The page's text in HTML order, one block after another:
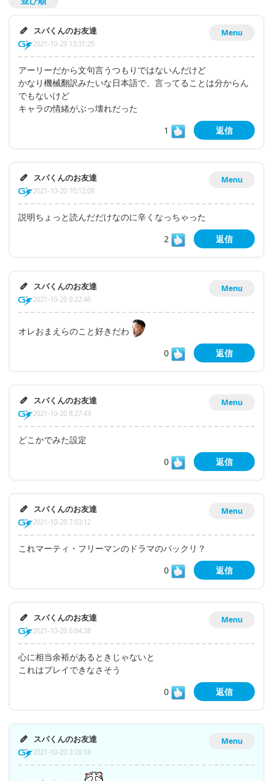
Menu
スパくんのお友達
2021-10-20 13:31:25
アーリーだから文句言うつもりではないんだけど
かなり機械翻訳みたいな日本語で、言ってることは分からん
でもないけど
キャラの情緒がぶっ壊れだった
1
返信
Menu
スパくんのお友達
2021-10-20 10:12:08
説明ちょっと読んだだけなのに辛くなっちゃった
2
返信
Menu
スパくんのお友達
2021-10-20 9:22:46
オレおまえらのこと好きだわ
0
返信
Menu
スパくんのお友達
2021-10-20 8:27:43
どこかでみた設定
0
返信
Menu
スパくんのお友達
2021-10-20 7:03:12
これマーティ・フリーマンのドラマのパックリ？
0
返信
Menu
スパくんのお友達
2021-10-20 6:04:38
心に相当余裕があるときじゃないと
これはプレイできなさそう
0
返信
Menu
スパくんのお友達
2021-10-20 3:28:18